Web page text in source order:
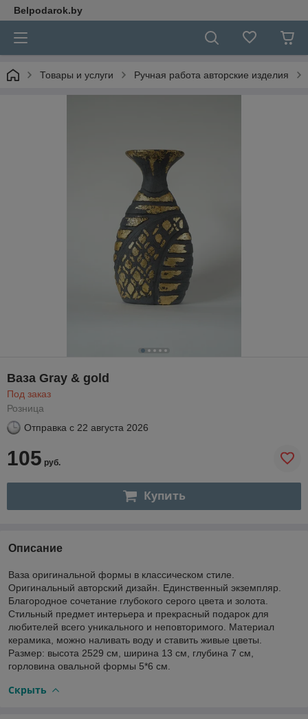
Belpodarok.by
Товары и услуги Ручная работа авторские изделия
Ваза Gray & gold
Под заказ
Розница
Отправка с 22 августа 2026
105 руб.
Купить
Описание
Ваза оригинальной формы в классическом стиле.
Оригинальный авторский дизайн. Единственный экземпляр.
Благородное сочетание глубокого серого цвета и золота.
Стильный предмет интерьера и прекрасный подарок для
любителей всего уникального и неповторимого. Материал
керамика, можно наливать воду и ставить живые цветы.
Размер: высота 2529 см, ширина 13 см, глубина 7 см,
горловина овальной формы 5*6 см.
Скрыть